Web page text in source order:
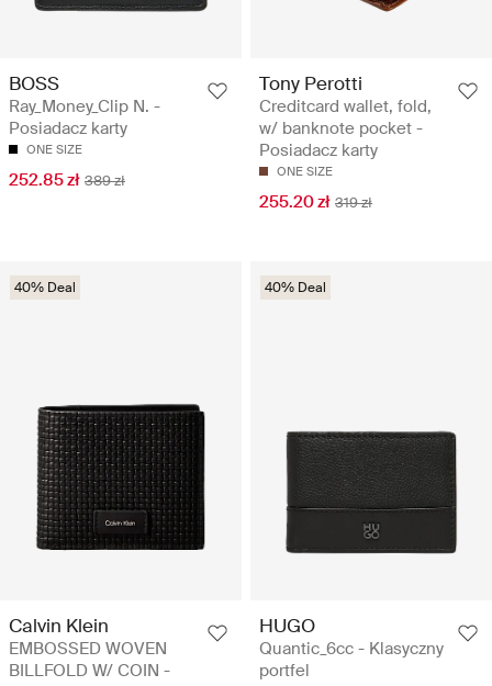
BOSS
Ray_Money_Clip N. -
Posiadacz karty
ONE SIZE
252.85 zł 389 zł
Tony Perotti
Creditcard wallet, fold,
w/ banknote pocket -
Posiadacz karty
ONE SIZE
255.20 zł 319 zł
40% Deal
Calvin Klein
EMBOSSED WOVEN
BILLFOLD W/ COIN -
40% Deal
HUGO
Quantic_6cc - Klasyczny
portfel